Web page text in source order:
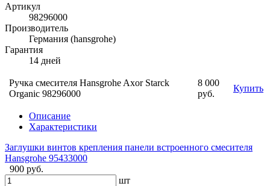
Артикул
98296000
Производитель
Германия (hansgrohe)
Гарантия
14 дней
Ручка смесителя Hansgrohe Axor Starck
Organic 98296000
8 000
руб.
Купить
Описание
Характеристики
Заглушки винтов крепления панели встроенного смесителя
Hansgrohe 95433000
900 руб.
шт